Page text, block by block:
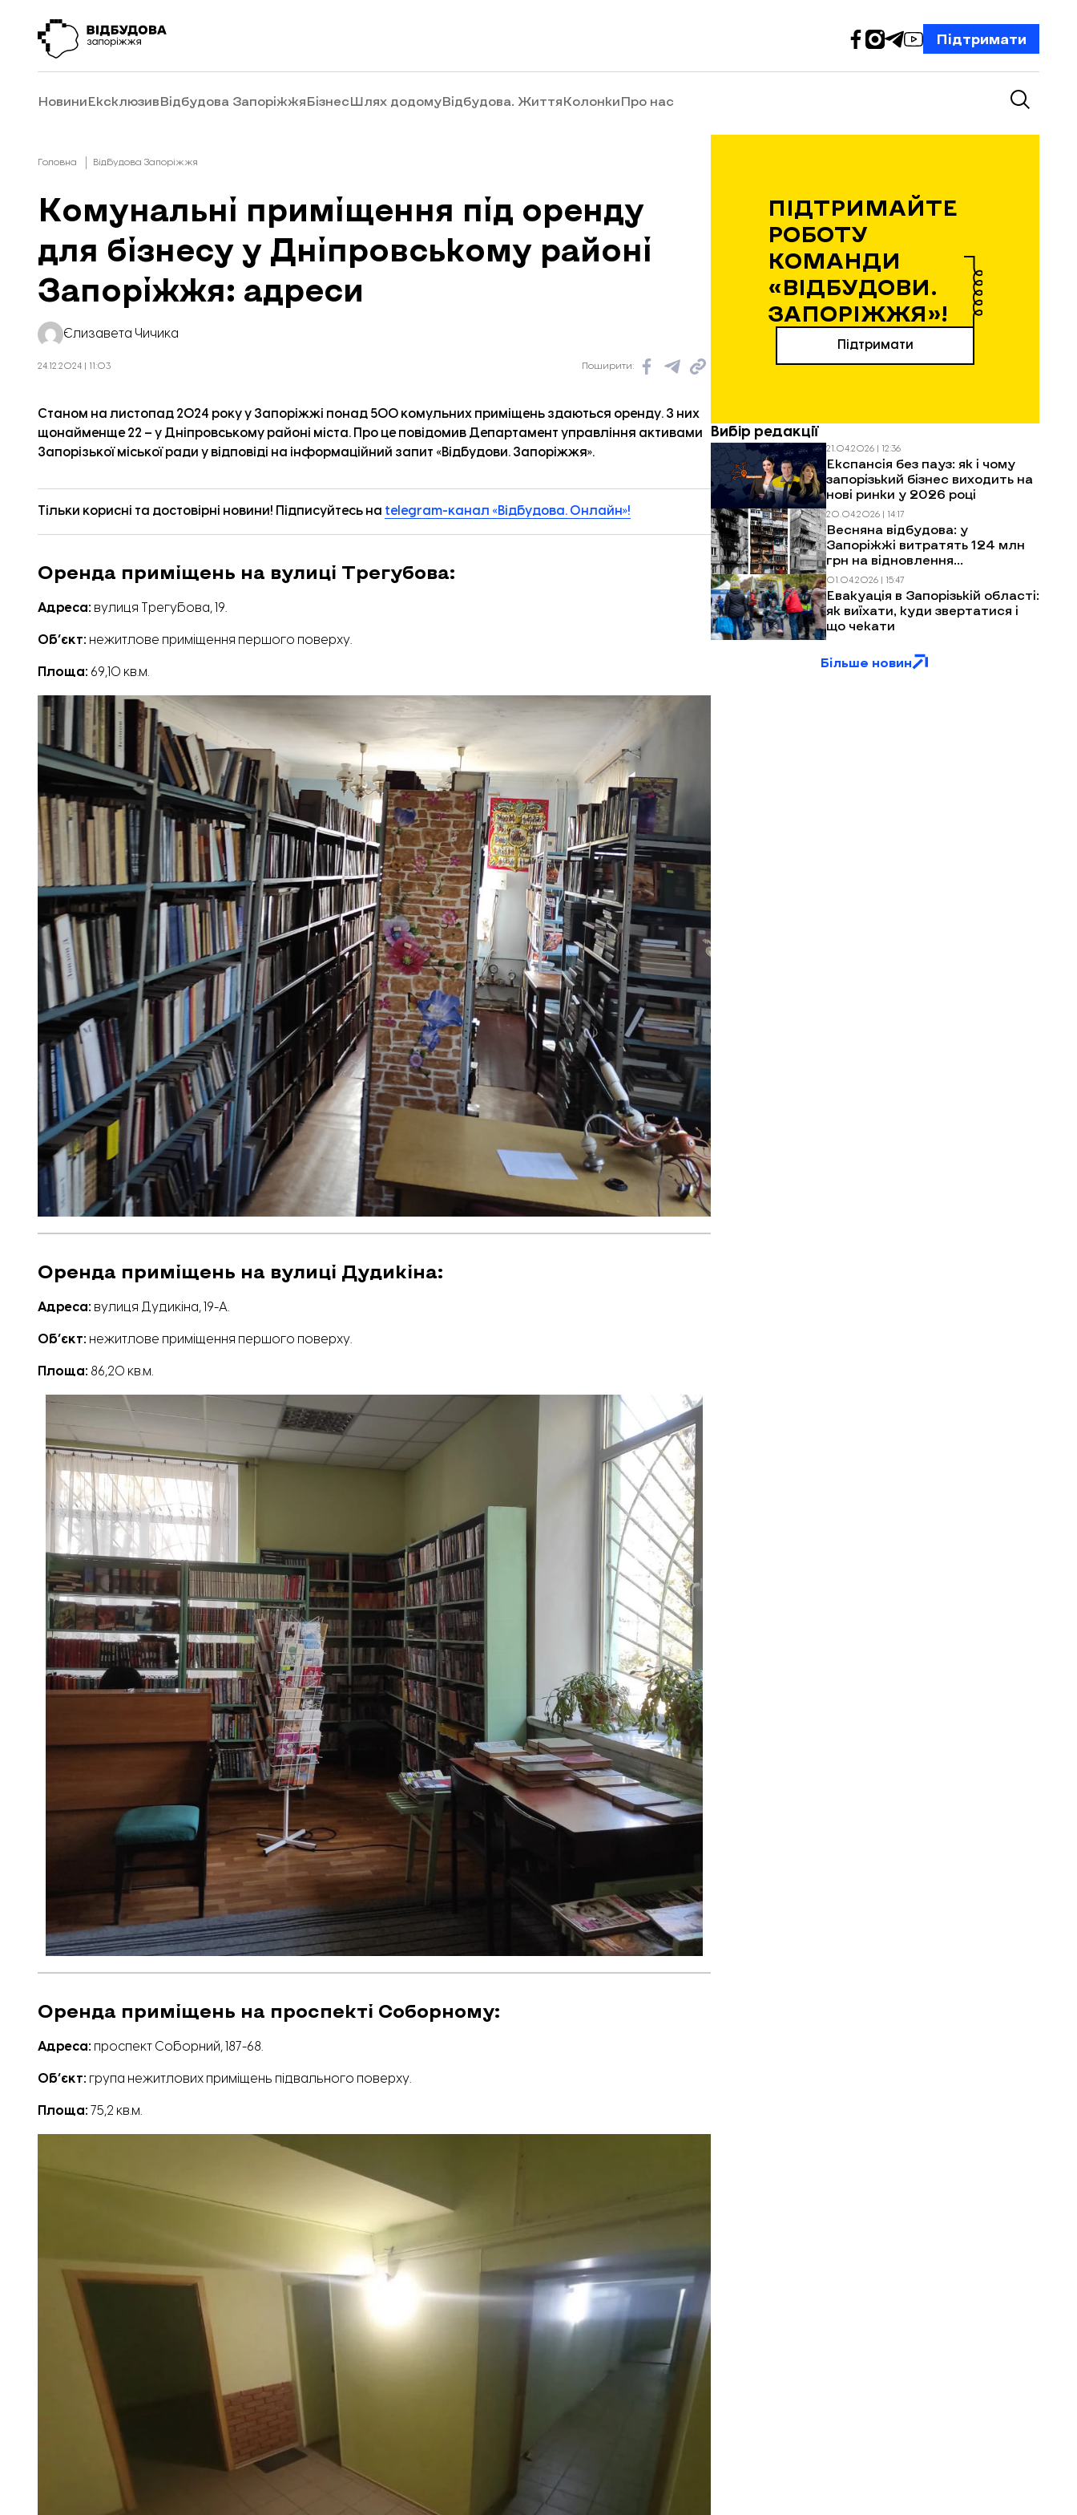
Підтримати
НовиниЕксклюзивВідбудова ЗапоріжжяБізнесШлях додомуВідбудова. ЖиттяКолонкиПро нас
Головна Відбудова Запоріжжя
Комунальні приміщення під оренду
для бізнесу у Дніпровському районі
Запоріжжя: адреси
Єлизавета Чичика
24.12.2024 | 11:03 Поширити:
Станом на листопад 2024 року у Запоріжжі понад 500 комульних приміщень здаються оренду. З них
щонайменще 22 – у Дніпровському районі міста. Про це повідомив Департамент управління активами
Запорізької міської ради у відповіді на інформаційний запит «Відбудови. Запоріжжя».
Тільки корисні та достовірні новини! Підписуйтесь на telegram-канал «Відбудова. Онлайн»!
Оренда приміщень на вулиці Трегубова:
Адреса: вулиця Трегубова, 19.
Обʼєкт: нежитлове приміщення першого поверху.
Площа: 69,10 кв.м.
Оренда приміщень на вулиці Дудикіна:
Адреса: вулиця Дудикіна, 19-А.
Обʼєкт: нежитлове приміщення першого поверху.
Площа: 86,20 кв.м.
Оренда приміщень на проспекті Соборному:
Адреса: проспект Соборний, 187-68.
Обʼєкт: група нежитлових приміщень підвального поверху.
Площа: 75,2 кв.м.
ПІДТРИМАЙТЕ
РОБОТУ
КОМАНДИ
«ВІДБУДОВИ.
ЗАПОРІЖЖЯ»!
Підтримати
Вибір редакції
21.04.2026 | 12:36
Експансія без пауз: як і чому
запорізький бізнес виходить на
нові ринки у 2026 році
20.04.2026 | 14:17
Весняна відбудова: у
Запоріжжі витратять 124 млн
грн на відновлення
багатоповерхівок після
обстрілів
01.04.2026 | 15:47
Евакуація в Запорізькій області:
як виїхати, куди звертатися і
що чекати
Більше новин